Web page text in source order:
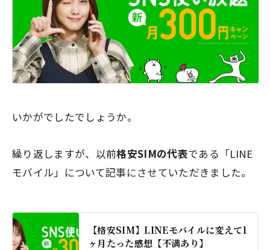
いかがでしたでしょうか。
繰り返しますが、以前格安SIMの代表である 「LINE
モバイル」 について記事にさせていただきました。
【格安SIM】LINEモバイルに変えて1
ヶ月たった感想【不満あり】